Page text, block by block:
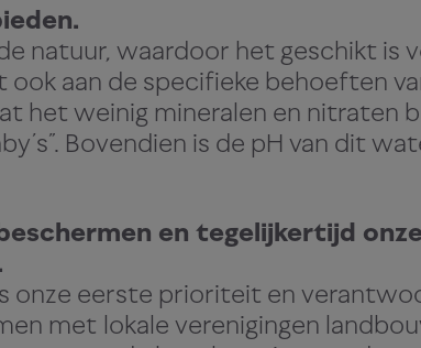
de
natuur, waardoor het geschikt is
aan de specifieke behoeften
het weinig mineralen en nitraten
Bovendien is de pH van dit
en tegelijkertijd
onze eerste prioriteit en
met lokale verenigingen